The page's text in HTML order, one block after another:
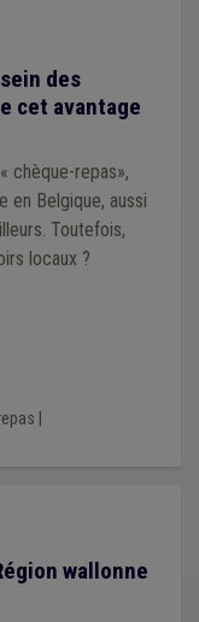
des
cet avantage
chèque-repas»,
en Belgique, aussi
Toutefois,
locaux ?
wallonne